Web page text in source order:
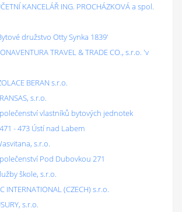
KANCELÁŘ ING. PROCHÁZKOVÁ a spol.
družstvo Otty Synka 1839'
TRAVEL & TRADE CO., s.r.o. 'v
BERAN s.r.o.
s.r.o.
vlastníků bytových jednotek
- 473 Ústí nad Labem
s.r.o.
Pod Dubovkou 271
škole, s.r.o.
INTERNATIONAL (CZECH) s.r.o.
s.r.o.